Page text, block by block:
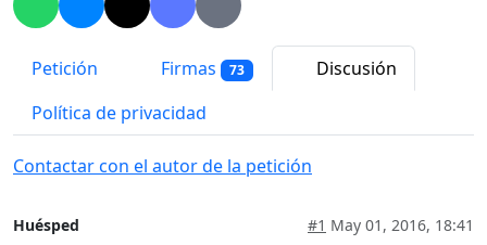
Petición Firmas 73
Discusión
Política de privacidad
Contactar con el autor de la petición
Huésped #1 May 01, 2016, 18:41